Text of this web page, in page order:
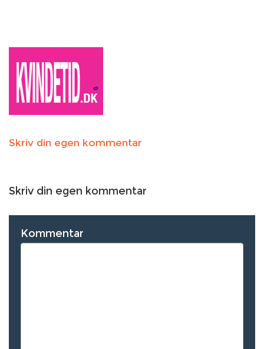
Skriv din egen kommentar
Skriv din egen kommentar
Kommentar